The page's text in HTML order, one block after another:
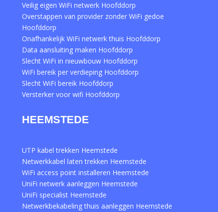
Veilig eigen WiFi netwerk Hoofddorp
Overstappen van provider zonder WiFi gedoe
Hoofddorp
Onafhankelijk WiFi netwerk thuis Hoofddorp
Data aansluiting maken Hoofddorp
Slecht WiFi in nieuwbouw Hoofddorp
WiFi bereik per verdieping Hoofddorp
Slecht WiFi bereik Hoofddorp
Versterker voor wifi Hoofddorp
HEEMSTEDE
UTP kabel trekken Heemstede
Netwerkkabel laten trekken Heemstede
WiFi access point installeren Heemstede
UniFi netwerk aanleggen Heemstede
UniFi specialist Heemstede
Netwerkbekabeling thuis aanleggen Heemstede